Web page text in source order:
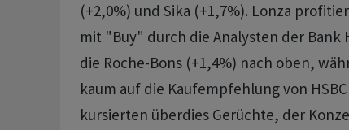
(+2,0%) und Sika (+1,7%). Lonza
mit "Buy" durch die Analysten der Bank
die Roche-Bons (+1,4%) nach oben,
kaum auf die Kaufempfehlung von
kursierten überdies Gerüchte, der